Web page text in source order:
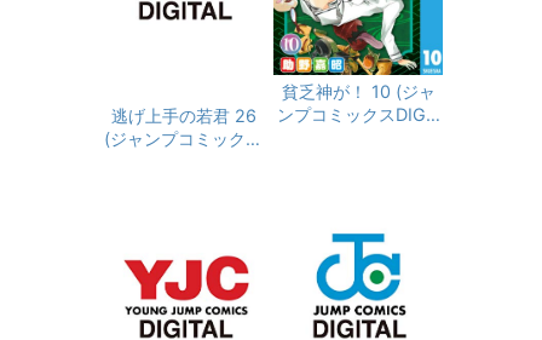
逃げ上手の若君 26
(ジャンプコミックス
貧乏神が！ 10 (ジャ
ンプコミックスDIGIT